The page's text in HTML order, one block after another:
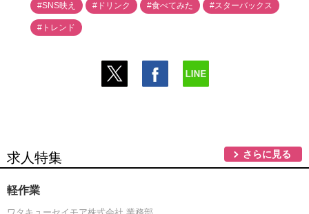
#SNS映え #ドリンク #食べてみた #スターバックス
#トレンド
求人特集 さらに見る
軽作業